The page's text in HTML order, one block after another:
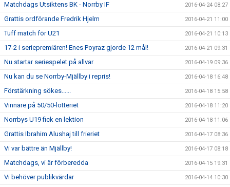
Matchdags Utsiktens BK - Norrby IF 2016-04-24 08:27
Grattis ordförande Fredrik Hjelm 2016-04-21 11:00
Tuff match för U21 2016-04-21 10:13
17-2 i seriepremiären! Enes Poyraz gjorde 12 mål! 2016-04-21 09:31
Nu startar seriespelet på allvar 2016-04-19 09:36
Nu kan du se Norrby-Mjällby i repris! 2016-04-18 16:48
Förstärkning sökes...... 2016-04-18 15:58
Vinnare på 50/50-lotteriet 2016-04-18 11:20
Norrbys U19 fick en lektion 2016-04-18 11:06
Grattis Ibrahim Alushaj till frieriet 2016-04-17 08:36
Vi var bättre än Mjällby! 2016-04-17 08:18
Matchdags, vi är förberedda 2016-04-15 19:31
Vi behöver publikvärdar 2016-04-14 10:30